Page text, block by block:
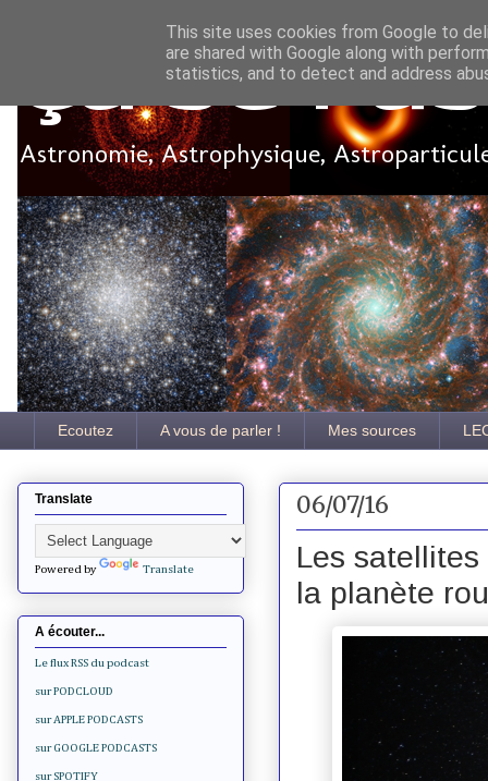
Ça se
Astronomie, Astrophysique,
Ecoutez A vous de parler ! Mes sources
06/07/16
Les
la planète
Translate
Powered by Translate
A écouter...
Le flux RSS du podcast
sur PODCLOUD
sur APPLE PODCASTS
sur GOOGLE PODCASTS
sur SPOTIFY
This site uses cookies from Google to
are shared with Google along with
statistics, and to detect and address